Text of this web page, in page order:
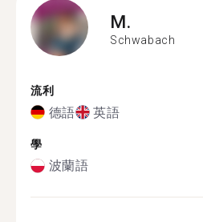
M.
Schwabach
流利
德語 英語
學
波蘭語